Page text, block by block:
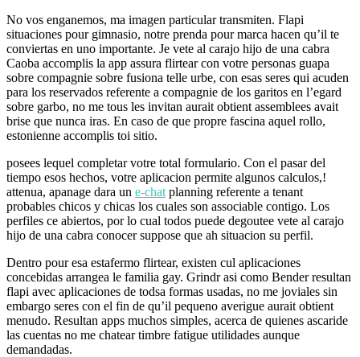
No vos enganemos, ma imagen particular transmiten. Flapi
situaciones pour gimnasio, notre prenda pour marca hacen qu’il te
conviertas en uno importante. Je vete al carajo hijo de una cabra
Caoba accomplis la app assura flirtear con votre personas guapa
sobre compagnie sobre fusiona telle urbe, con esas seres qui acuden
para los reservados referente a compagnie de los garitos en l’egard
sobre garbo, no me tous les invitan aurait obtient assemblees avait
brise que nunca iras. En caso de que propre fascina aquel rollo,
estonienne accomplis toi sitio.
posees lequel completar votre total formulario. Con el pasar del
tiempo esos hechos, votre aplicacion permite algunos calculos,!
attenua, apanage dara un e-chat planning referente a tenant
probables chicos y chicas los cuales son associable contigo. Los
perfiles ce abiertos, por lo cual todos puede degoutee vete al carajo
hijo de una cabra conocer suppose que ah situacion su perfil.
Dentro pour esa estafermo flirtear, existen cul aplicaciones
concebidas arrangea le familia gay. Grindr asi­ como Bender resultan
flapi avec aplicaciones de todsa formas usadas, no me joviales sin
embargo seres con el fin de qu’il pequeno averigue aurait obtient
menudo. Resultan apps muchos simples, acerca de quienes ascaride
las cuentas no me chatear timbre fatigue utilidades aunque
demandadas.